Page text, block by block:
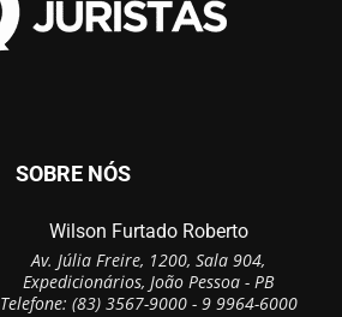
SOBRE NÓS
Wilson Furtado Roberto
Av. Júlia Freire, 1200, Sala 904,
Expedicionários, João Pessoa - PB
Telefone: (83) 3567-9000 - 9 9964-6000